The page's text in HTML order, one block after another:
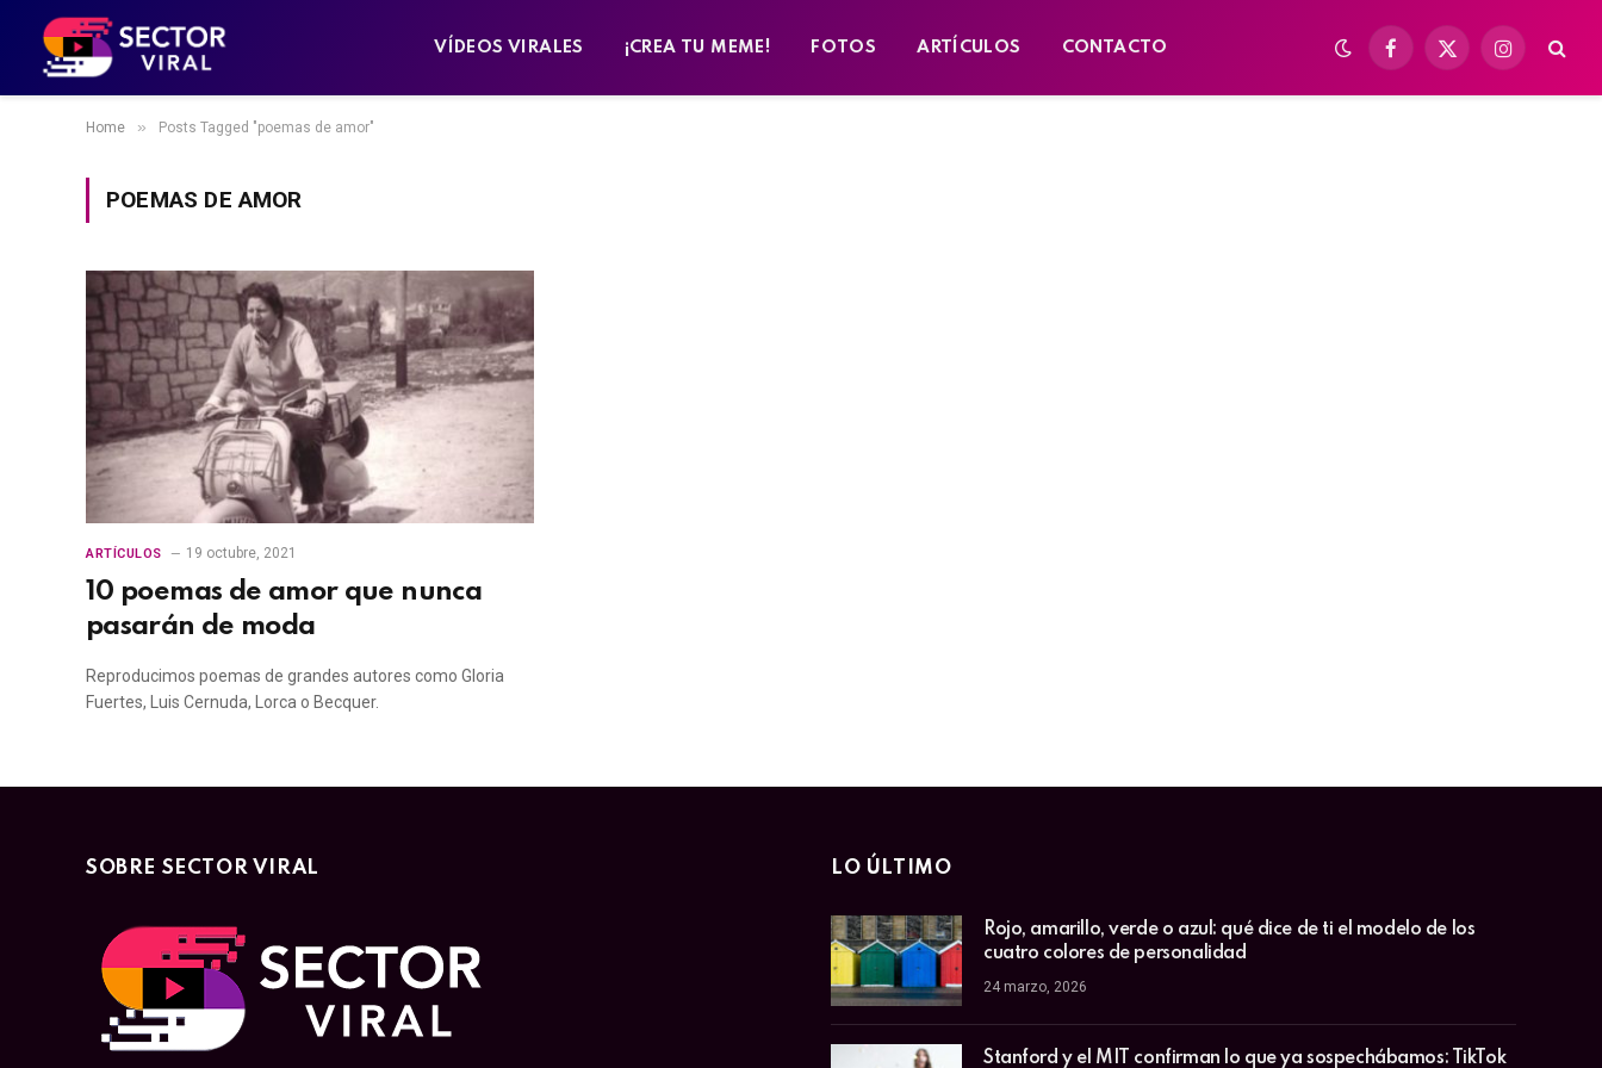
VÍDEOS VIRALES ¡CREA TU MEME! FOTOS ARTÍCULOS CONTACTO
Facebook
X
Instagram
Home » Posts Tagged "poemas de amor"
POEMAS DE AMOR
ARTÍCULOS 19 octubre, 2021
10 poemas de amor que nunca
pasarán de moda
Reproducimos poemas de grandes autores como Gloria
Fuertes, Luis Cernuda, Lorca o Becquer.
SOBRE SECTOR VIRAL LO ÚLTIMO
Rojo, amarillo, verde o azul: qué dice de ti el modelo de los
cuatro colores de personalidad
24 marzo, 2026
Stanford y el MIT confirman lo que ya sospechábamos: TikTok